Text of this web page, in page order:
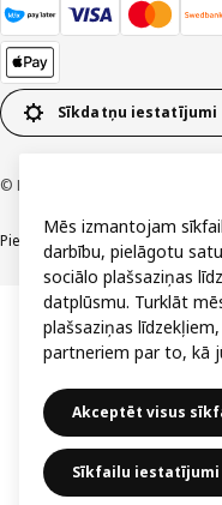
Sīkdatņu iestatījumi
© Inter IKEA Systems B.V. 1999-
Piekļūstamība Vispārīgi noteikumi
Mēs izmantojam
darbību, pielāgotu
sociālo plašsaziņas
datplūsmu. Turklāt
plašsaziņas
partneriem par to, kā
Akceptēt visus
Sīkfailu iestatījumi